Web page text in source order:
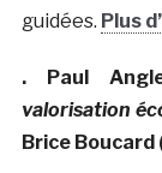
guidées. Plus
. Paul
valorisation
Brice Boucard